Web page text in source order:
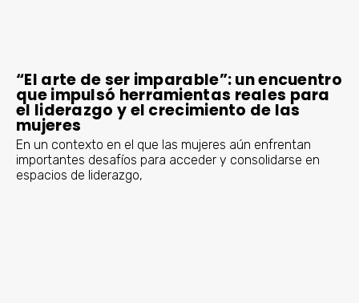
“El arte de ser imparable”: un encuentro
que impulsó herramientas reales para
el liderazgo y el crecimiento de las
mujeres
En un contexto en el que las mujeres aún enfrentan
importantes desafíos para acceder y consolidarse en
espacios de liderazgo,